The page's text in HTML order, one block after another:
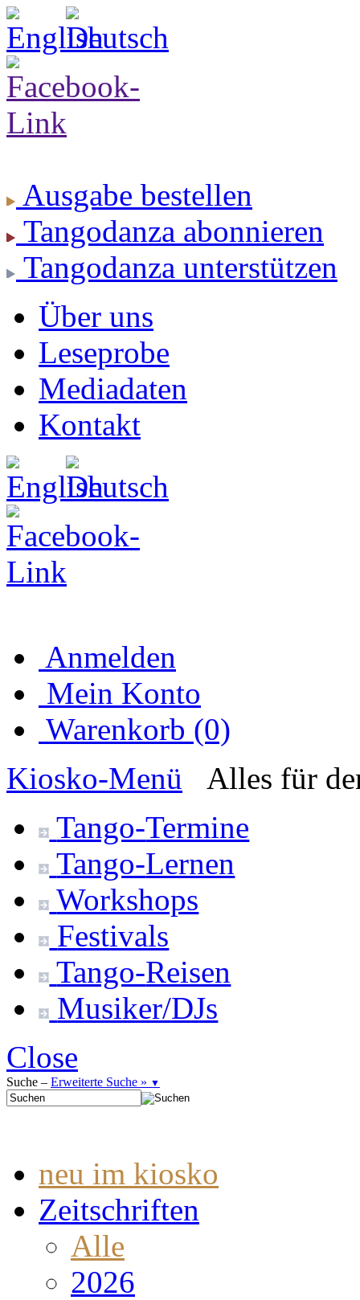
Ausgabe bestellen
Tangodanza abonnieren
Tangodanza unterstützen
Über uns
Leseprobe
Mediadaten
Kontakt
Anmelden
Mein Konto
Warenkorb (0)
Kiosko-Menü
Alles für
Tango-Termine
Tango-Lernen
Workshops
Festivals
Tango-Reisen
Musiker/DJs
Close
Suche – Erweiterte Suche » ▼
neu im kiosko
Zeitschriften
Alle
2026